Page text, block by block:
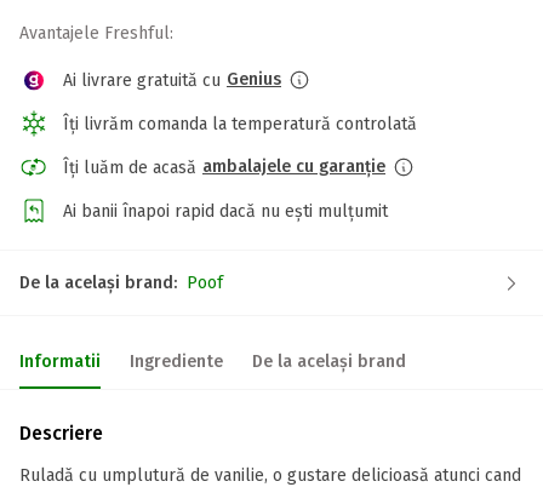
Avantajele Freshful:
Ai livrare gratuită cu Genius
Îți livrăm comanda la temperatură controlată
Îți luăm de acasă ambalajele cu garanție
Ai banii înapoi rapid dacă nu ești mulțumit
De la același brand: Poof
Informatii Ingrediente De la același brand
Descriere
Ruladă cu umplutură de vanilie, o gustare delicioasă atunci cand